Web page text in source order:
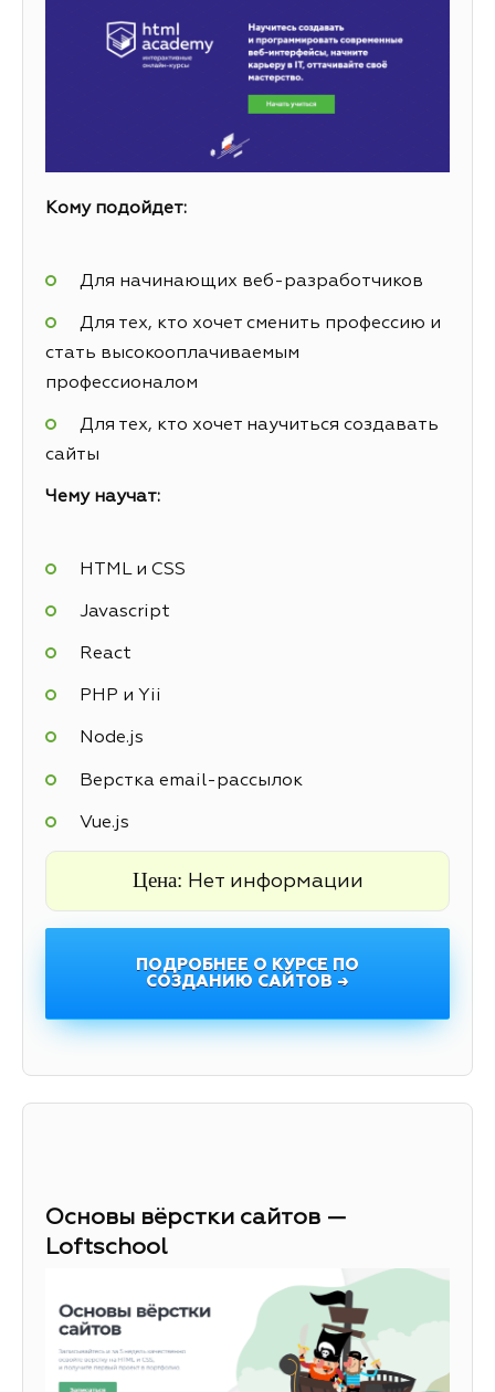
Кому подойдет:
Для начинающих веб-разработчиков
Для тех, кто хочет сменить профессию и
стать высокооплачиваемым
профессионалом
Для тех, кто хочет научиться создавать
сайты
Чему научат:
HTML и CSS
Javascript
React
PHP и Yii
Node.js
Верстка email-рассылок
Vue.js
Цена: Нет информации
ПОДРОБНЕЕ О КУРСЕ ПО
СОЗДАНИЮ САЙТОВ →
Основы вёрстки сайтов —
Loftschool